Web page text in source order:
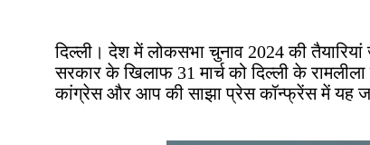
दिल्ली। देश में लोकसभा चुनाव 2024 की
सरकार के खिलाफ 31 मार्च को दिल्ली के
कांग्रेस और आप की साझा प्रेस कॉन्फ्रेंस में यह